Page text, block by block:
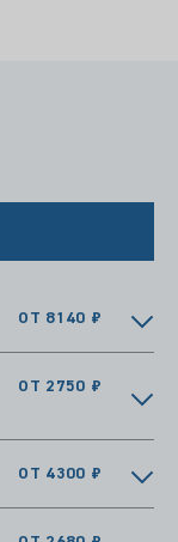
ОТ 8140 ₽
ОТ 2750 ₽
ОТ 4300 ₽